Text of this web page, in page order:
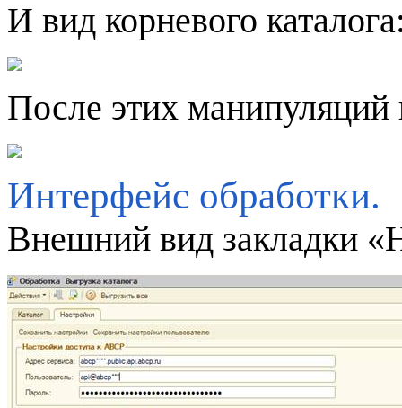
И вид корневого
После этих манипуляций
Интерфейс обработки.
Внешний вид закладки